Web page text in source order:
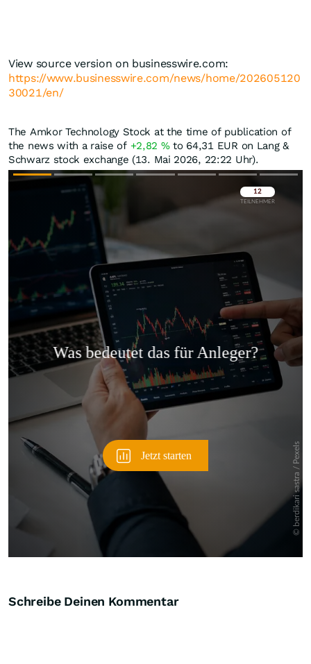
View source version on businesswire.com:
https://www.businesswire.com/news/home/202605120
30021/en/
The Amkor Technology Stock at the time of publication of
the news with a raise of +2,82 %to 64,31 EUR on Lang &
Schwarz stock exchange (13. Mai 2026, 22:22 Uhr).
Überspringen
Schreibe Deinen Kommentar